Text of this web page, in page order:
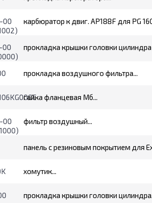
00
карбюратор к двиг. AP188F для PG
00
прокладка крышки головки
прокладка воздушного фильтра...
гайка фланцевая Мб...
00
фильтр воздушный...
панель с резиновым покрытием для
хомутик...
прокладка крышки головки